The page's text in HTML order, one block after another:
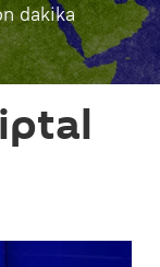
dakika